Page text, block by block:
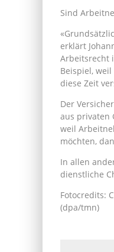
Sind
erklärt
Arbeitsrecht
Beispiel,
diese Zeit
Der
aus privaten
weil
möchten,
In allen
dienstliche
Fotocredits:
(dpa/tmn)